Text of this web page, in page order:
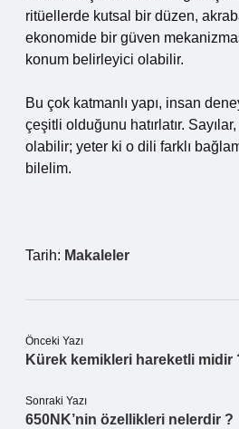
ritüellerde kutsal bir düzen,
ekonomide bir güven
konum belirleyici olabilir.
Bu çok katmanlı yapı, insan
çeşitli olduğunu hatırlatır.
olabilir; yeter ki o dili farklı
bilelim.
Tarih: Makaleler
Önceki Yazı
Kürek kemikleri hareketli midir
Sonraki Yazı
650NK’nin özellikleri nelerdir ?